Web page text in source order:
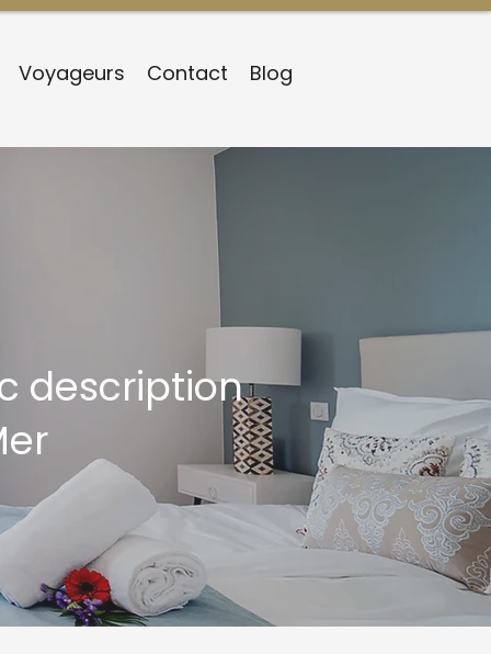
Voyageurs Contact Blog
description